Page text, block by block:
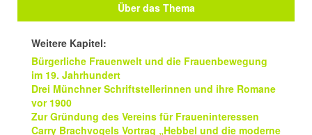
Über das Thema
Weitere Kapitel:
Bürgerliche Frauenwelt und die Frauenbewegung
im 19. Jahrhundert
Drei Münchner Schriftstellerinnen und ihre Romane
vor 1900
Zur Gründung des Vereins für Fraueninteressen
Carry Brachvogels Vortrag „Hebbel und die moderne